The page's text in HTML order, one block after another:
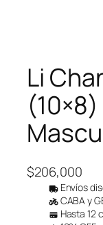
Li
$206,000
Envíos
CABA y
Hasta 12